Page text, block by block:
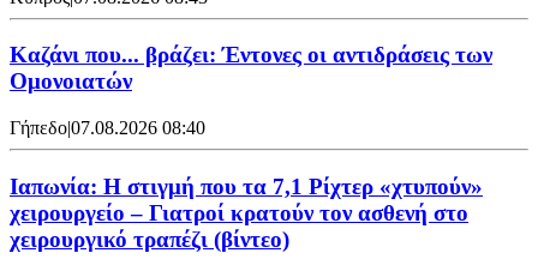
Καζάνι που... βράζει: Έντονες οι αντιδράσεις των
Ομονοιατών
Γήπεδο|07.08.2026 08:40
Ιαπωνία: Η στιγμή που τα 7,1 Ρίχτερ «χτυπούν»
χειρουργείο – Γιατροί κρατούν τον ασθενή στο
χειρουργικό τραπέζι (βίντεο)